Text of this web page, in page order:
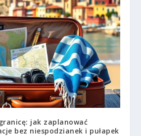
jak zaplanować
bez niespodzianek i pułapek